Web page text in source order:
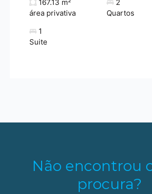
167.13 m²
área privativa
2
Quartos
1
Suite
Não encontrou
procura?